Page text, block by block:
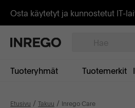
Osta käytetyt ja kunnostetut IT-
Tuoteryhmät Tuotemerkit
Etusivu Takuu Inrego Care